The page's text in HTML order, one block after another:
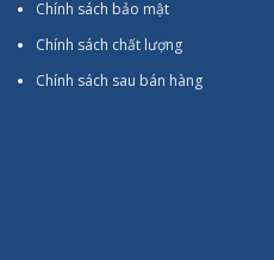
Chính sách bảo mật
Chính sách chất lượng
Chính sách sau bán hàng